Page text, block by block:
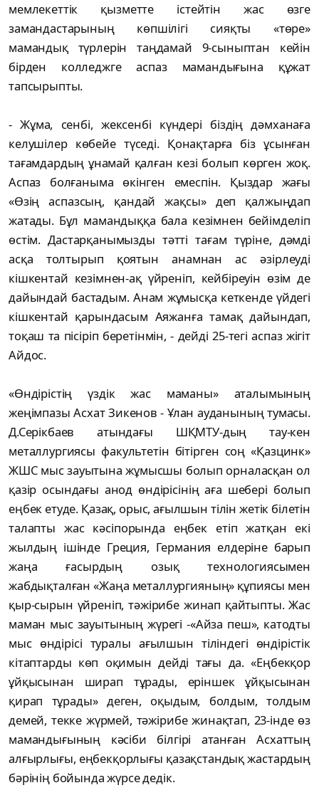
мемлекеттік қызметте істейтін жас өзге
замандастарының көпшілігі сияқты «төре»
мамандық түрлерін таңдамай 9-сыныптан кейін
бірден колледжге аспаз мамандығына құжат
тапсырыпты.
- Жұма, сенбі, жексенбі күндері біздің дәмханаға
келушілер көбейе түседі. Қонақтарға біз ұсынған
тағамдардың ұнамай қалған кезі болып көрген жоқ.
Аспаз болғаныма өкінген емеспін. Қыздар жағы
«Өзің аспазсың, қандай жақсы» деп қалжыңдап
жатады. Бұл мамандыққа бала кезімнен бейімделіп
өстім. Дастарқанымызды тәтті тағам түріне, дәмді
асқа толтырып қоятын анамнан ас әзірлеуді
кішкентай кезімнен-ақ үйреніп, кейбіреуін өзім де
дайындай бастадым. Анам жұмысқа кеткенде үйдегі
кішкентай қарындасым Аяжанға тамақ дайындап,
тоқаш та пісіріп беретінмін, - дейді 25-тегі аспаз жігіт
Айдос.
«Өндірістің үздік жас маманы» аталымының
жеңімпазы Асхат Зикенов - Ұлан ауданының тумасы.
Д.Серікбаев атындағы ШҚМТУ-дың тау-кен
металлургиясы факультетін бітірген соң «Қазцинк»
ЖШС мыс зауытына жұмысшы болып орналасқан ол
қазір осындағы анод өндірісінің аға шебері болып
еңбек етуде. Қазақ, орыс, ағылшын тілін жетік білетін
талапты жас кәсіпорында еңбек етіп жатқан екі
жылдың ішінде Греция, Германия елдеріне барып
жаңа ғасырдың озық технологиясымен
жабдықталған «Жаңа металлургияның» құпиясы мен
қыр-сырын үйреніп, тәжірибе жинап қайтыпты. Жас
маман мыс зауытының жүрегі -«Айза пеш», катодты
мыс өндірісі туралы ағылшын тіліндегі өндірістік
кітаптарды көп оқимын дейді тағы да. «Еңбекқор
ұйқысынан ширап тұрады, еріншек ұйқысынан
қирап тұрады» деген, оқыдым, болдым, толдым
демей, текке жүрмей, тәжірибе жинақтап, 23-інде өз
мамандығының кәсіби білгірі атанған Асхаттың
алғырлығы, еңбекқорлығы қазақстандық жастардың
бәрінің бойында жүрсе дедік.